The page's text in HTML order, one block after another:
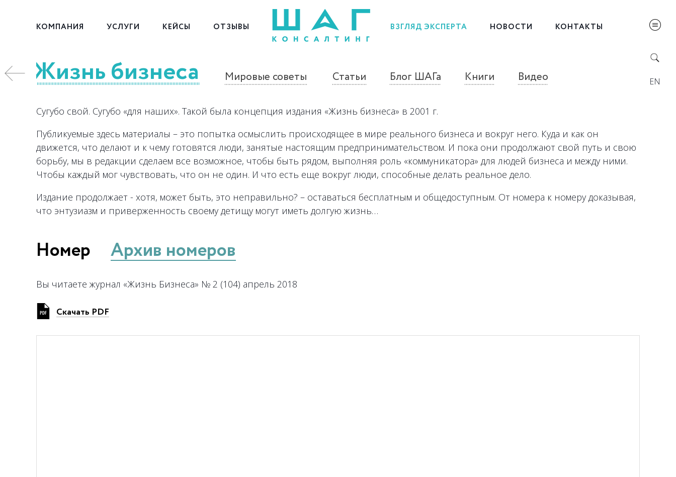
КОМПАНИЯ УСЛУГИ КЕЙСЫ ОТЗЫВЫ ВЗГЛЯД ЭКСПЕРТА НОВОСТИ КОНТАКТЫ
Жизнь бизнеса Мировые советы Статьи Блог ШАГа Книги Видео
Сугубо свой. Сугубо «для наших». Такой была концепция издания «Жизнь бизнеса» в 2001 г.
Публикуемые здесь материалы – это попытка осмыслить происходящее в мире реального бизнеса и вокруг него. Куда и как он
движется, что делают и к чему готовятся люди, занятые настоящим предпринимательством. И пока они продолжают свой путь и свою
борьбу, мы в редакции сделаем все возможное, чтобы быть рядом, выполняя роль «коммуникатора» для людей бизнеса и между ними.
Чтобы каждый мог чувствовать, что он не один. И что есть еще вокруг люди, способные делать реальное дело.
Издание продолжает - хотя, может быть, это неправильно? – оставаться бесплатным и общедоступным. От номера к номеру доказывая,
что энтузиазм и приверженность своему детищу могут иметь долгую жизнь…
Номер Архив номеров
Вы читаете журнал «Жизнь Бизнеса» № 2 (104) апрель 2018
Скачать PDF
EN